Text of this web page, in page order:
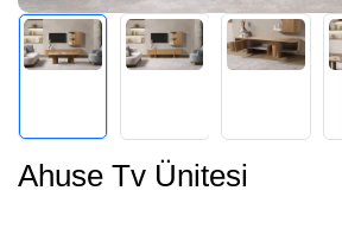
Ahuse Tv Ünitesi